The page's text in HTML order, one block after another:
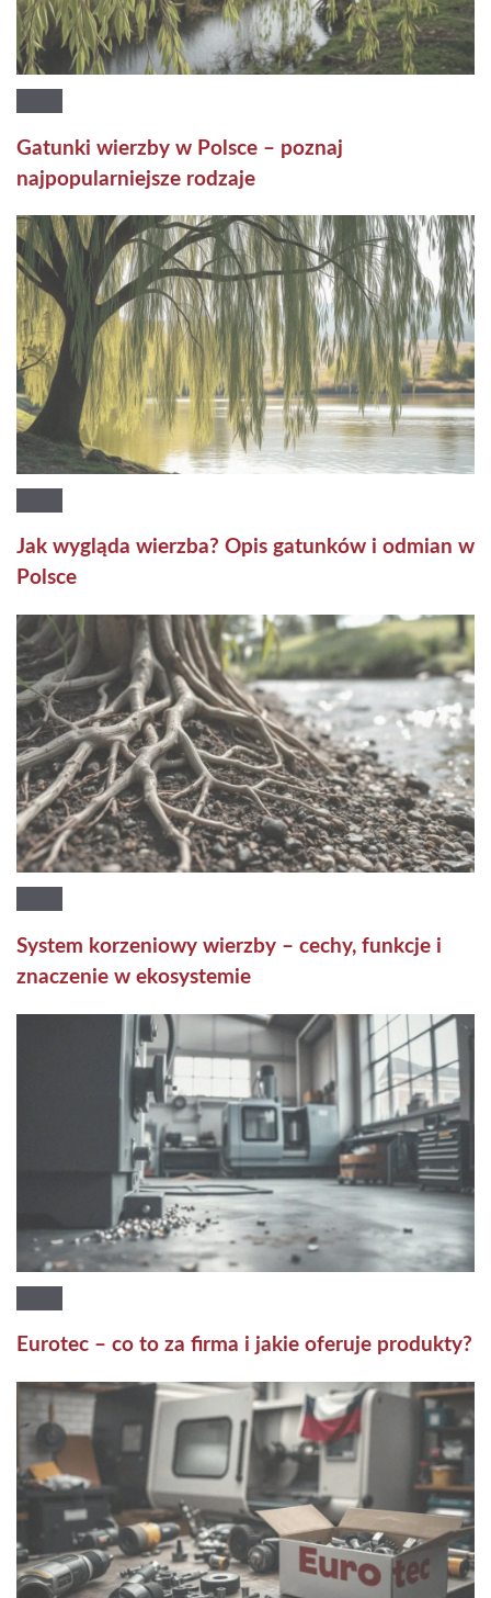
Gatunki wierzby w Polsce – poznaj
najpopularniejsze rodzaje
Jak wygląda wierzba? Opis gatunków i odmian w
Polsce
System korzeniowy wierzby – cechy, funkcje i
znaczenie w ekosystemie
Eurotec – co to za firma i jakie oferuje produkty?